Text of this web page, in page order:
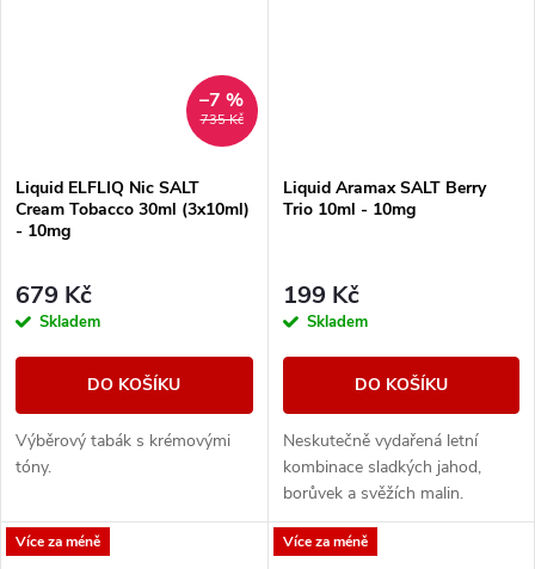
735 Kč
–7 %
Liquid ELFLIQ Nic SALT
Cream Tobacco 30ml (3x10ml)
- 10mg
679 Kč
Skladem
DO KOŠÍKU
Výběrový tabák s krémovými
tóny.
Liquid Aramax SALT Berry
Trio 10ml - 10mg
199 Kč
Skladem
DO KOŠÍKU
Neskutečně vydařená letní
kombinace sladkých jahod,
borůvek a svěžích malin.
Více za méně Více za méně